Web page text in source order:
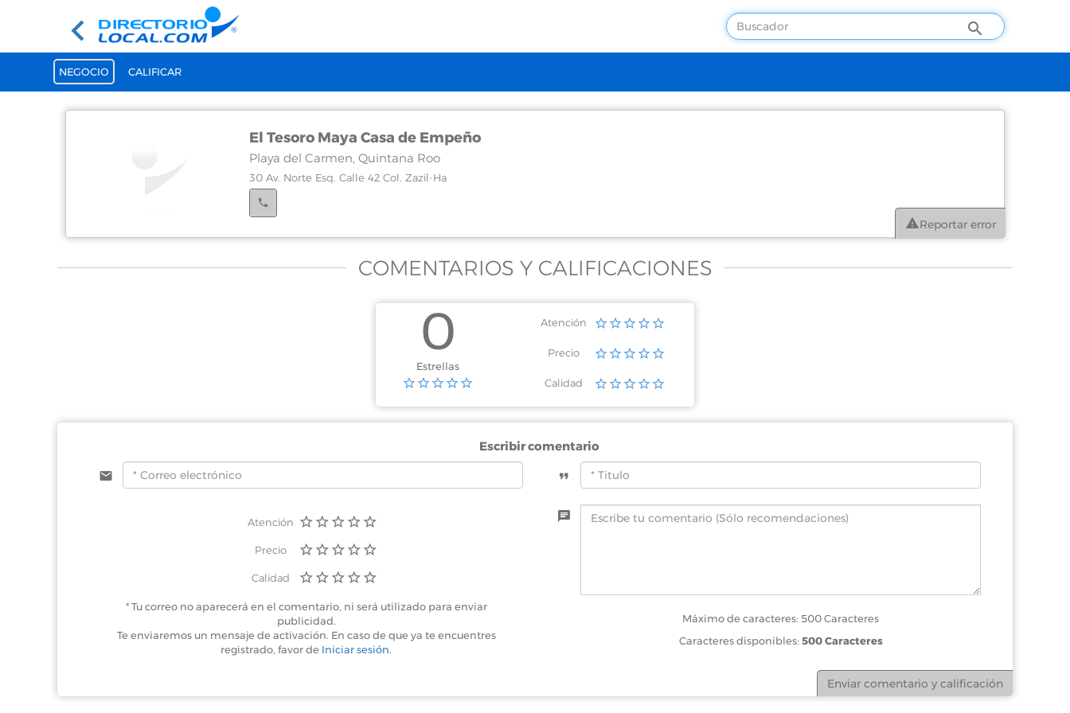
NEGOCIO CALIFICAR
El Tesoro Maya Casa de Empeño
Playa del Carmen, Quintana Roo
30 Av. Norte Esq. Calle 42 Col. Zazil-Ha
Reportar error
COMENTARIOS Y CALIFICACIONES
0
Estrellas
Atención
Precio
Calidad
Escribir comentario
Atención
Precio
Calidad
* Tu correo no aparecerá en el comentario, ni será utilizado para enviar
publicidad.
Te enviaremos un mensaje de activación. En caso de que ya te encuentres
registrado, favor de Iniciar sesión.
Máximo de caracteres: 500 Caracteres
Caracteres disponibles: 500 Caracteres